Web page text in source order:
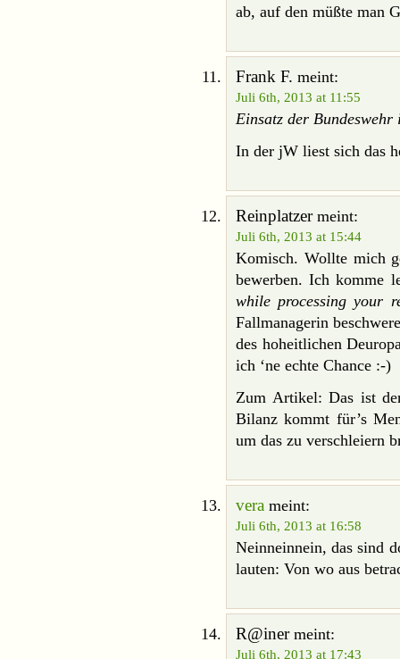
ab, auf den müßte man
Frank F. meint:
Juli 6th, 2013 at 11:55
Einsatz der
In der jW liest sich das
Reinplatzermeint:
Juli 6th, 2013 at 15:44
Komisch. Wollte mich
bewerben. Ich komme
while processing your
Fallmanagerin
des hoheitlichen
ich ‘ne echte Chance :-)
Zum Artikel: Das ist
Bilanz kommt für’s
um das zu verschleiern
vera meint:
Juli 6th, 2013 at 16:58
Neinneinnein, das sind
lauten: Von wo aus
R@inermeint:
Juli 6th, 2013 at 17:43